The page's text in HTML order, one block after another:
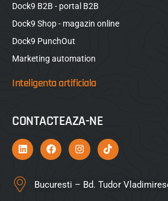
Dock9 B2B - portal B2B
Dock9 Shop - magazin online
Dock9 PunchOut
Marketing automation
Inteligenta artificiala
CONTACTEAZA-NE
Bucuresti – Bd. Tudor